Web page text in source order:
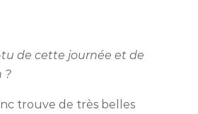
de cette journée et de
?
trouve de très belles